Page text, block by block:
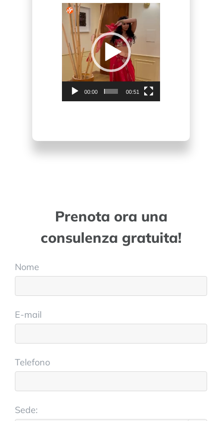
Video
Player
00:00 00:51
Prenota ora una
consulenza gratuita!
Nome
E-mail
Telefono
Sede: